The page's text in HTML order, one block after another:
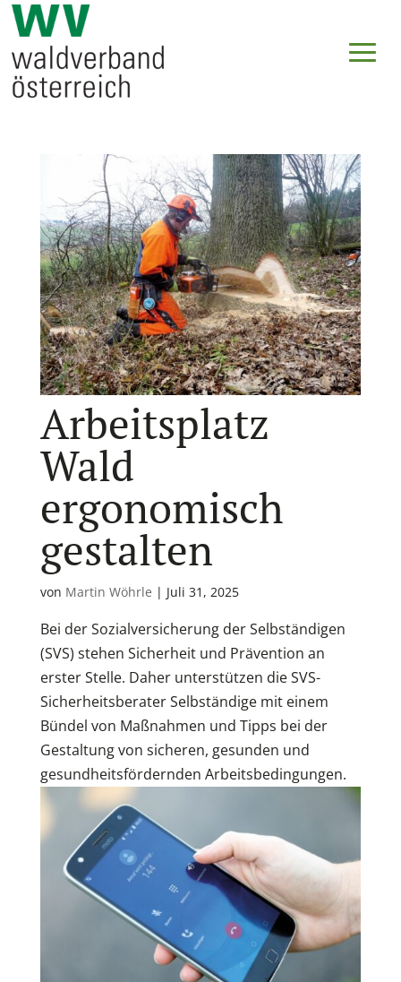
Arbeitsplatz
Wald
ergonomisch
gestalten
von Martin Wöhrle | Juli 31, 2025
Bei der Sozialversicherung der Selbständigen
(SVS) stehen Sicherheit und Prävention an
erster Stelle. Daher unterstützen die SVS-
Sicherheitsberater Selbständige mit einem
Bündel von Maßnahmen und Tipps bei der
Gestaltung von sicheren, gesunden und
gesundheitsfördernden Arbeitsbedingungen.